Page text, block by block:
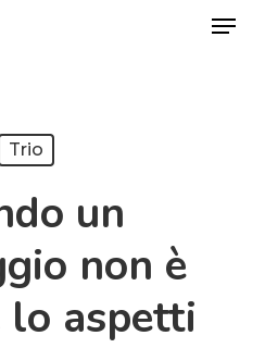
Menu
Trio
un
non è
lo aspetti